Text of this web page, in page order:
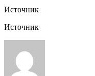
Источник
Источник